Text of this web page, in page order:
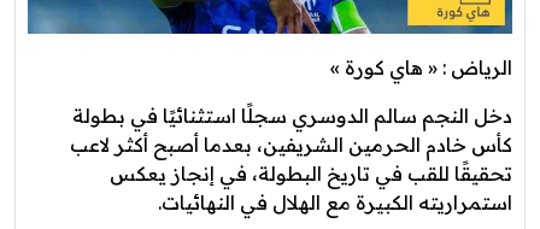
الرياض : « هاي كورة »
دخل النجم سالم الدوسري سجلًا استثنائيًا في بطولة
كأس خادم الحرمين الشريفين، بعدما أصبح أكثر لاعب
تحقيقًا للقب في تاريخ البطولة، في إنجاز يعكس
استمراريته الكبيرة مع الهلال في النهائيات.